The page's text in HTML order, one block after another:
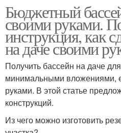
Бюджетный
своими руками.
инструкция, как
на даче своими
Получить бассейн на даче
минимальными вложениями,
руками. В этой статье
конструкций.
Из чего можно изготовить